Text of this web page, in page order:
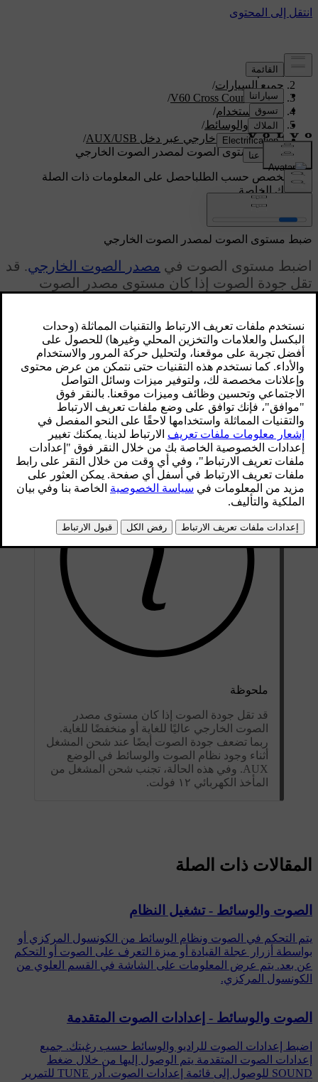
الدعم/
جميع السيارات/
V60 Cross Country 2018
/
دليل الاستخدام/
الصوت والوسائط/
مصدر صوت خارجي عبر دخل AUX/USB
/
ضبط مستوى الصوت لمصدر الصوت الخارجي
دعم مخصص حسب الطلباحصل على المعلومات ذات الصلة
بسيارتك الخاصة.
تسجيل الدخول
محدّث ٠٨‏/٠٦‏/٢٠٢٣
ضبط مستوى الصوت لمصدر الصوت الخارجي
اضبط مستوى الصوت في مصدر الصوت الخارجي. قد
تقل جودة الصوت إذا كان مستوى مصدر الصوت
عند توصيل مصدر صوت خارجي (مثل مشغل MP3 أو جهاز iPod
بدخل AUX[1]
قد يكون مستوى الصوت في مصدر الصوت المتصل
مختلفًا عن مستوى الصوت الداخلي لنظام الصوت (مثل الراديو).
يمكنك تصحيح هذا الخطأ بضبط مستوى صوت الدخل على النحو
التالي: في العرض العادي من مصدر AUX، اضغط
OK/MENU
حددAUX inputوبعد ذلك إعداد مستوى الصوت Standard
ملحوظة
قد تقل جودة الصوت إذا كان مستوى مصدر
الصوت الخارجي عاليًا للغاية أو منخفضًا للغاية.
ربما تضعف جودة الصوت أيضًا عند شحن المشغل
أثناء وجود نظام الصوت والوسائط في الوضع
AUX. وفي هذه الحالة، تجنب شحن المشغل من
المأخذ الكهربائي ١٢ فولت.
المقالات ذات الصلة
الصوت والوسائط - تشغيل النظام
يتم التحكم في الصوت ونظام الوسائط من الكونسول المركزي أو
بواسطة أزرار عجلة القيادة أو ميزة التعرف على الصوت أو التحكم
عن بعد. يتم عرض المعلومات على الشاشة في القسم العلوي من
الكونسول المركزي.
الصوت والوسائط - إعدادات الصوت المتقدمة
اضبط إعدادات الصوت للراديو والوسائط حسب رغبتك. جميع
إعدادات الصوت المتقدمة يتم الوصول إليها من خلال ضغط
SOUND للوصول إلى قائمة إعدادات الصوت. أدر TUNE للتمرير